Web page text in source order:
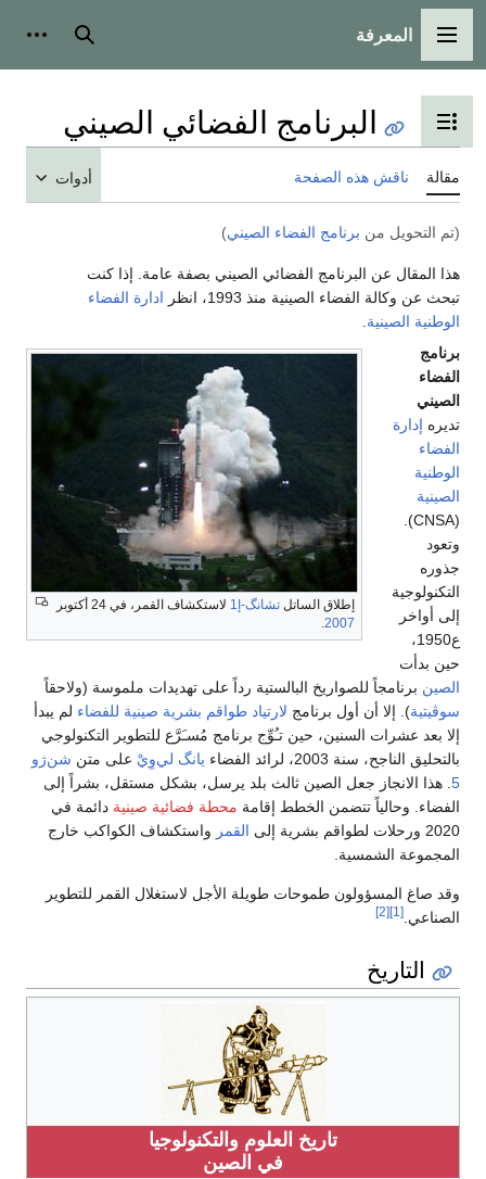
القائمة الرئيسية
المعرفة بحث
تبديل عرض جدول المحتويات
البرنامج الفضائي الصيني
مقالة ناقش هذه الصفحة أدوات
(تم التحويل من برنامج الفضاء الصيني)
هذا المقال عن البرنامج الفضائي الصيني بصفة عامة. إذا كنت
تبحث عن وكالة الفضاء الصينية منذ 1993، انظر
ادارة الفضاء
الوطنية الصينية
إطلاق الساتل تشانگ-إ1
لاستكشاف القمر، في 24 أكتوبر
2007
.
برنامج
الفضاء
الصيني
تديره إدارة
الفضاء
الوطنية
الصينية
(CNSA).
وتعود
جذوره
التكنولوجية
إلى أواخر
ع1950،
حين بدأت
الصين برنامجاً للصواريخ البالستية رداً على تهديدات ملموسة (ولاحقاً
سوڤيتية). إلا أن أول برنامج لارتياد طواقم بشرية صينية للفضاء لم يبدأ
إلا بعد عشرات السنين، حين تـُوِّج برنامج مُسـَرَّع للتطوير التكنولوجي
بالتحليق الناجح، سنة 2003، لرائد الفضاء
يانگ لي‌وِيْ على متن شن‌ژو
5 . هذا الانجاز جعل الصين ثالث بلد يرسل، بشكل مستقل، بشراً إلى
الفضاء. وحالياً تتضمن الخطط إقامة محطة فضائية صينية دائمة في
2020 ورحلات لطواقم بشرية إلى
القمر واستكشاف الكواكب خارج
المجموعة الشمسية.
وقد صاغ المسؤولون طموحات طويلة الأجل لاستغلال القمر للتطوير
الصناعي. [1]
[2]
التاريخ
تاريخ العلوم والتكنولوجيا
في الصين